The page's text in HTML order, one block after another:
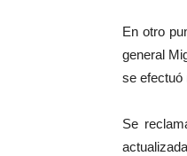
En otro
general
se efectuó
Se